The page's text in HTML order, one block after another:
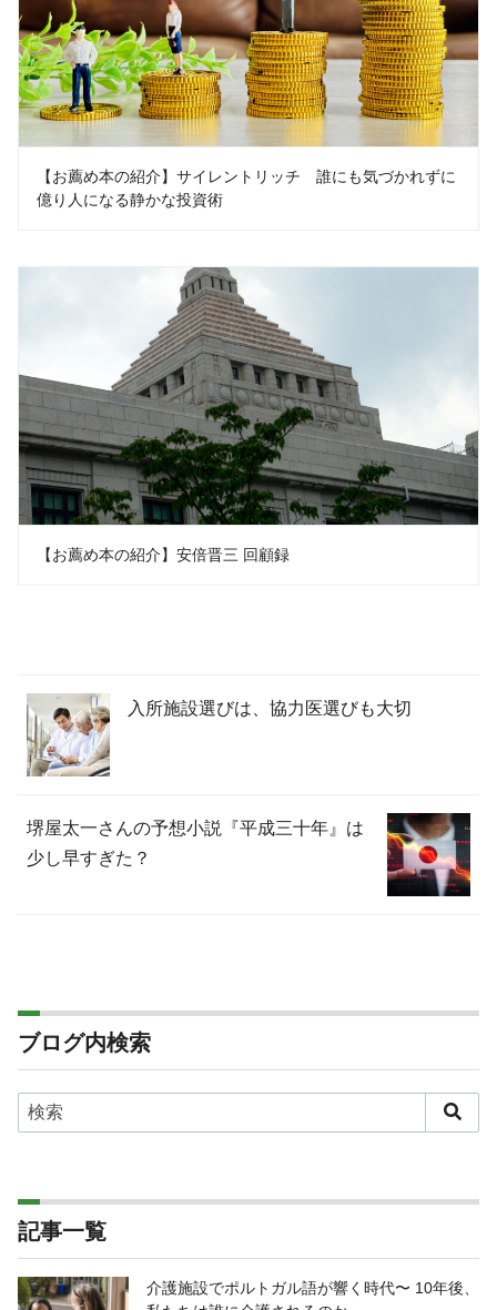
【お薦め本の紹介】サイレントリッチ 誰にも気づかれずに
億り人になる静かな投資術
【お薦め本の紹介】安倍晋三 回顧録
入所施設選びは、協力医選びも大切
堺屋太一さんの予想小説『平成三十年』は
少し早すぎた？
ブログ内検索
記事一覧
介護施設でポルトガル語が響く時代〜 10年後、